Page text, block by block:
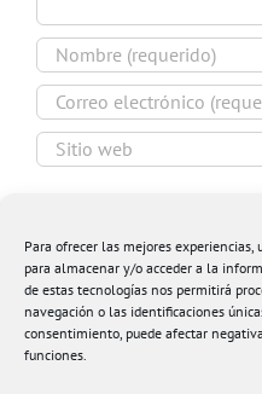
Para ofrecer las mejores
para almacenar y/o acceder a la
de estas tecnologías nos permitirá
navegación o las identificaciones
consentimiento, puede afectar
funciones.
navegador para la